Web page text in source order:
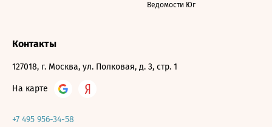
Ведомости Юг
Контакты
127018, г. Москва, ул. Полковая, д. 3, стр. 1
На карте
+7 495 956-34-58